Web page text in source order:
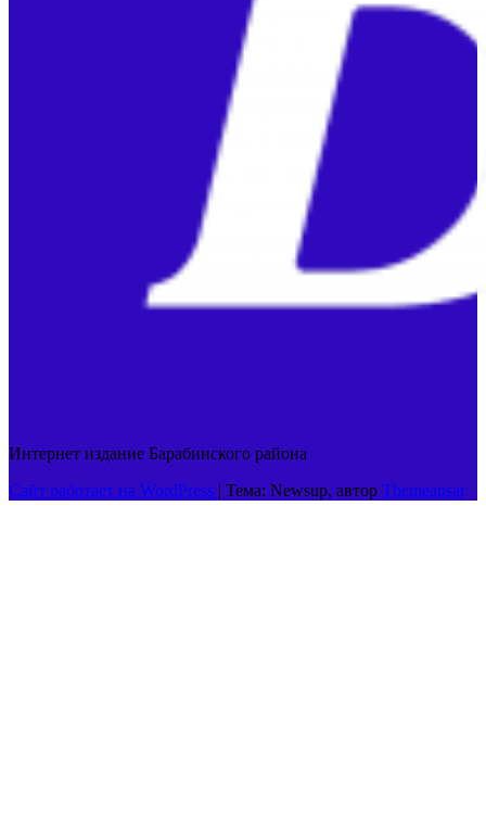
Интернет издание Барабинского района
Сайт работает на WordPress | Тема: Newsup, автор Themeansar